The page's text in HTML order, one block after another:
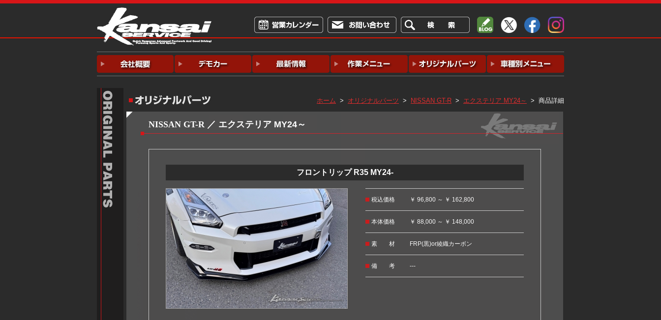
ホーム > オリジナルパーツ > NISSAN GT-R > エクステリア MY24～ > 商品詳細
NISSAN GT-R ／ エクステリア MY24～
フロントリップ R35 MY24-
税込価格 ￥ 96,800 ～ ￥ 162,800
本体価格 ￥ 88,000 ～ ￥ 148,000
素材 FRP(黒)or綾織カーボン
備考 ---